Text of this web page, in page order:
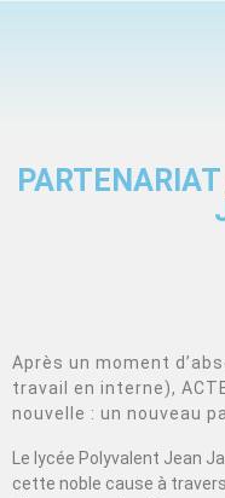
Après un moment
travail en interne),
nouvelle : un nouveau
Le lycée Polyvalent Jean
cette noble cause à